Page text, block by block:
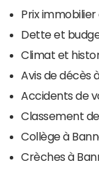
Prix
Dette et
Climat et
Avis de décès
Accidents de
Classement
Collège à
Crèches à